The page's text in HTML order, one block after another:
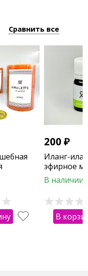
Сравнить все
200₽
Иланг-
эфирное
В наличии
В